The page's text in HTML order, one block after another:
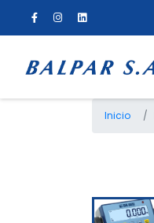
Inicio